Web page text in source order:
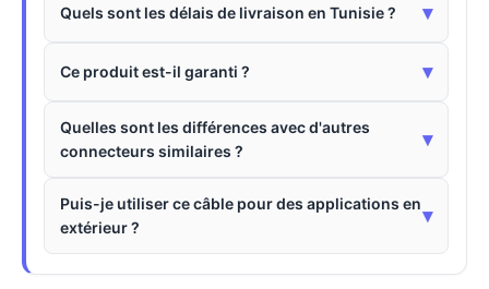
Quels sont les délais de livraison en Tunisie ? ▾
Ce produit est-il garanti ? ▾
Quelles sont les différences avec d'autres
connecteurs similaires ?
▾
Puis-je utiliser ce câble pour des applications en
extérieur ?
▾